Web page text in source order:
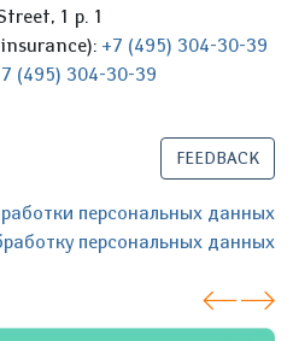
1 p. 1
+7 (495) 304-30-39
(495) 304-30-39
FEEDBACK
персональных данных
персональных данных